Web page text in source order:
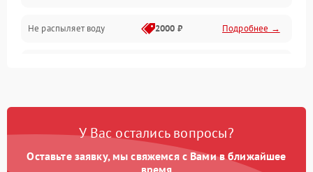
Программное обеспечение
Не распыляет воду 2000 ₽ Подробнее →
Проблемы с набором
Не работает сушилка 2100 ₽ Подробнее →
У Вас остались вопросы?
Оставьте заявку, мы свяжемся с Вами в ближайшее
время